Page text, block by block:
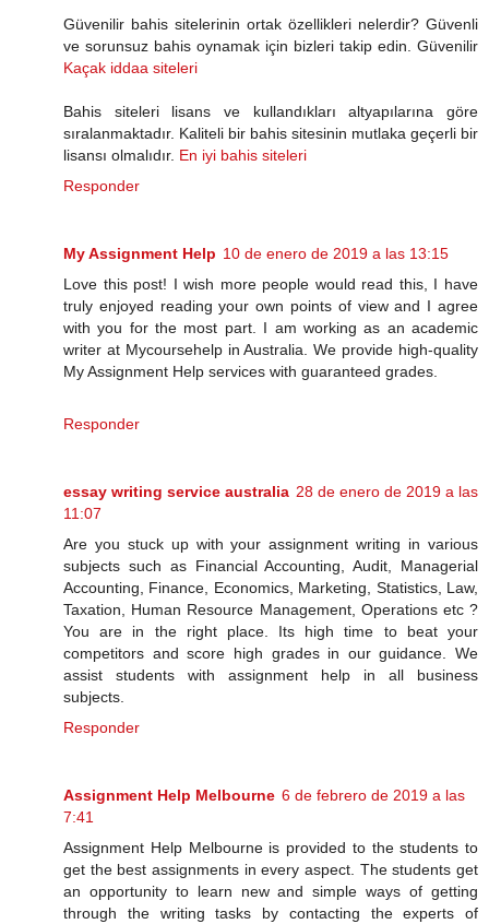
Güvenilir bahis sitelerinin ortak özellikleri nelerdir? Güvenli
ve sorunsuz bahis oynamak için bizleri takip edin. Güvenilir
Kaçak iddaa siteleri
Bahis siteleri lisans ve kullandıkları altyapılarına göre
sıralanmaktadır. Kaliteli bir bahis sitesinin mutlaka geçerli bir
lisansı olmalıdır. En iyi bahis siteleri
Responder
My Assignment Help 10 de enero de 2019 a las 13:15
Love this post! I wish more people would read this, I have
truly enjoyed reading your own points of view and I agree
with you for the most part. I am working as an academic
writer at Mycoursehelp in Australia. We provide high-quality
My Assignment Help services with guaranteed grades.
Responder
essay writing service australia 28 de enero de 2019 a las
11:07
Are you stuck up with your assignment writing in various
subjects such as Financial Accounting, Audit, Managerial
Accounting, Finance, Economics, Marketing, Statistics, Law,
Taxation, Human Resource Management, Operations etc ?
You are in the right place. Its high time to beat your
competitors and score high grades in our guidance. We
assist students with assignment help in all business
subjects.
Responder
Assignment Help Melbourne 6 de febrero de 2019 a las
7:41
Assignment Help Melbourne is provided to the students to
get the best assignments in every aspect. The students get
an opportunity to learn new and simple ways of getting
through the writing tasks by contacting the experts of